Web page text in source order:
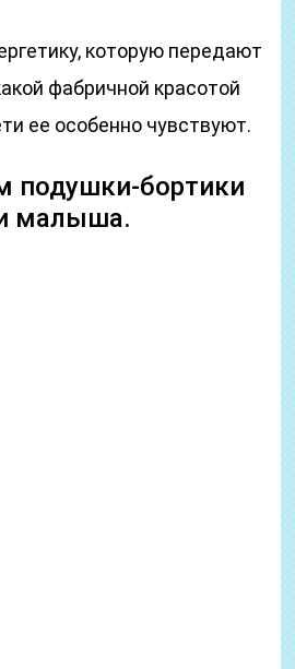
которую передают
фабричной красотой
ее особенно чувствуют.
бортики
малыша.